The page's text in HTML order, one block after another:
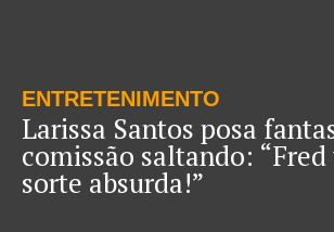
ENTRETENIMENTO
Larissa Santos posa
comissão saltando:
sorte absurda!”